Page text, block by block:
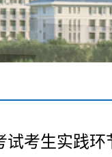
试考生实践